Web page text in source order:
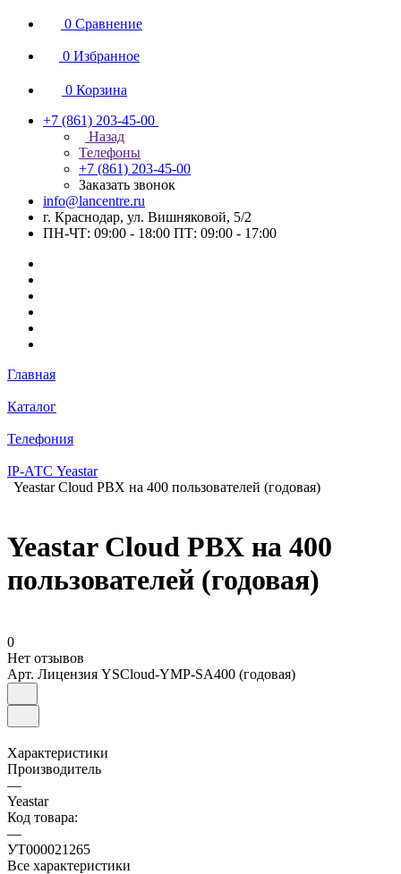
0 Сравнение
0 Избранное
0 Корзина
+7 (861) 203-45-00
Назад
Телефоны
+7 (861) 203-45-00
Заказать звонок
info@lancentre.ru
г. Краснодар, ул. Вишняковой, 5/2
ПН-ЧТ: 09:00 - 18:00 ПТ: 09:00 - 17:00
Главная
Каталог
Телефония
IP-АТС Yeastar
Yeastar Cloud PBX на 400 пользователей (годовая)
Yeastar Cloud PBX на 400
пользователей (годовая)
0
Нет отзывов
Арт. Лицензия YSCloud-YMP-SA400 (годовая)
Характеристики
Производитель
—
Yeastar
Код товара:
—
УТ000021265
Все характеристики